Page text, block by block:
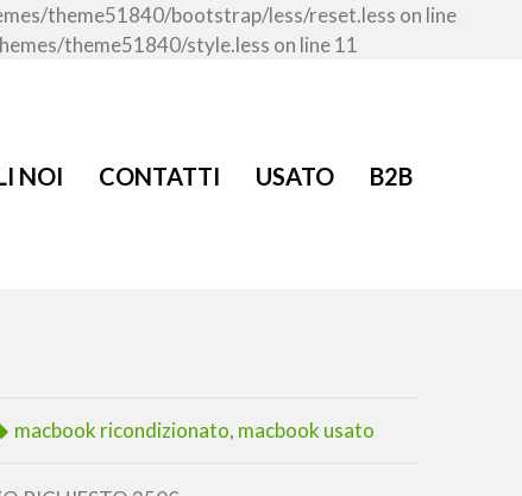
theme51840/bootstrap/less/reset.less on line
theme51840/style.less on line 11
NOI CONTATTI USATO B2B
macbook ricondizionato, macbook usato